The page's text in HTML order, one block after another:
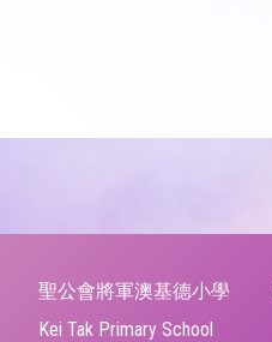
聖公會將軍澳基德小學
Kei Tak Primary School